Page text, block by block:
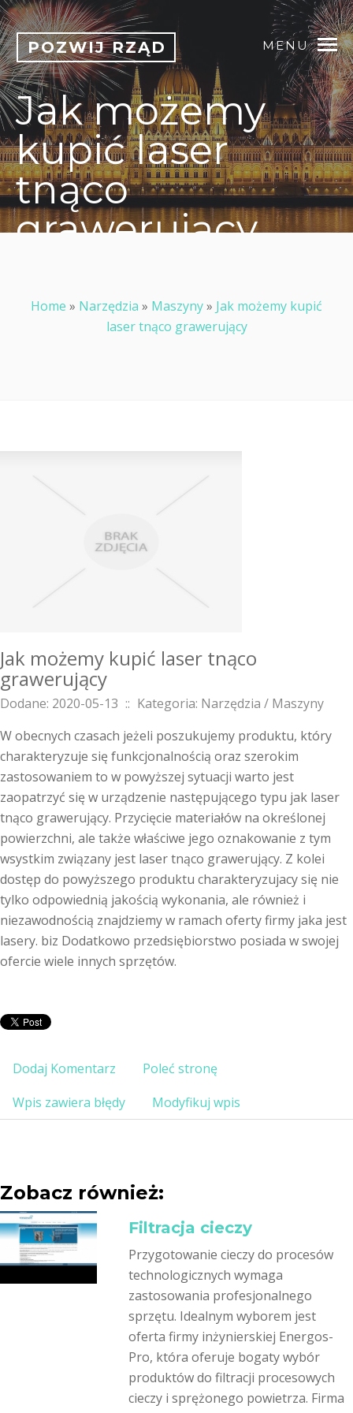
MENU
POZWIJ RZĄD
Jak możemy
kupić laser
tnąco
grawerujący
Home » Narzędzia » Maszyny» Jak możemy kupić
laser tnąco grawerujący
Jak możemy kupić laser tnąco
grawerujący
Dodane: 2020-05-13 :: Kategoria: Narzędzia / Maszyny
W obecnych czasach jeżeli poszukujemy produktu, który
charakteryzuje się funkcjonalnością oraz szerokim
zastosowaniem to w powyższej sytuacji warto jest
zaopatrzyć się w urządzenie następującego typu jak laser
tnąco grawerujący. Przycięcie materiałów na określonej
powierzchni, ale także właściwe jego oznakowanie z tym
wsystkim związany jest laser tnąco grawerujący. Z kolei
dostęp do powyższego produktu charakteryzujacy się nie
tylko odpowiednią jakością wykonania, ale również i
niezawodnością znajdziemy w ramach oferty firmy jaka jest
lasery. biz Dodatkowo przedsiębiorstwo posiada w swojej
ofercie wiele innych sprzętów.
Dodaj Komentarz
Poleć stronę
Wpis zawiera błędy
Modyfikuj wpis
Zobacz również:
Filtracja cieczy
Przygotowanie cieczy do procesów
technologicznych wymaga
zastosowania profesjonalnego
sprzętu. Idealnym wyborem jest
oferta firmy inżynierskiej Energos-
Pro, która oferuje bogaty wybór
produktów do filtracji procesowych
cieczy i sprężonego powietrza. Firma